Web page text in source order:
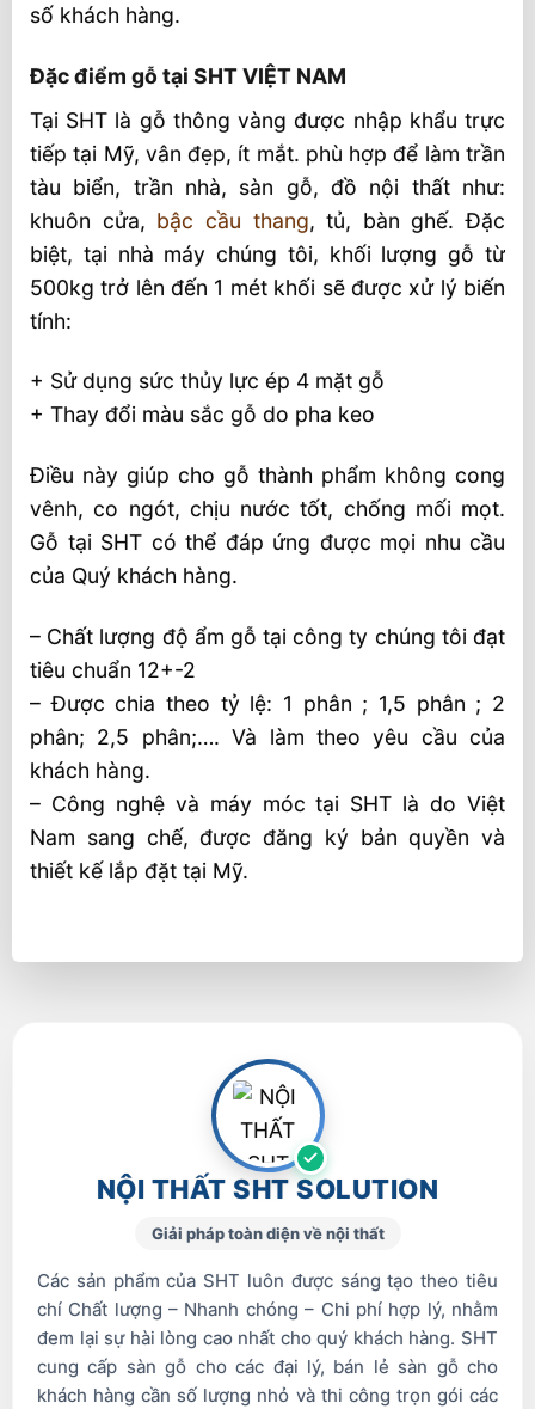
số khách hàng.
Đặc điểm gỗ tại SHT VIỆT NAM
Tại SHT là gỗ thông vàng được nhập khẩu trực
tiếp tại Mỹ, vân đẹp, ít mắt. phù hợp để làm trần
tàu biển, trần nhà, sàn gỗ, đồ nội thất như:
khuôn cửa, bậc cầu thang, tủ, bàn ghế. Đặc
biệt, tại nhà máy chúng tôi, khối lượng gỗ từ
500kg trở lên đến 1 mét khối sẽ được xử lý biến
tính:
+ Sử dụng sức thủy lực ép 4 mặt gỗ
+ Thay đổi màu sắc gỗ do pha keo
Điều này giúp cho gỗ thành phẩm không cong
vênh, co ngót, chịu nước tốt, chống mối mọt.
Gỗ tại SHT có thể đáp ứng được mọi nhu cầu
của Quý khách hàng.
– Chất lượng độ ẩm gỗ tại công ty chúng tôi đạt
tiêu chuẩn 12+-2
– Được chia theo tỷ lệ: 1 phân ; 1,5 phân ; 2
phân; 2,5 phân;…. Và làm theo yêu cầu của
khách hàng.
– Công nghệ và máy móc tại SHT là do Việt
Nam sang chế, được đăng ký bản quyền và
thiết kế lắp đặt tại Mỹ.
NỘI THẤT SHT SOLUTION
Giải pháp toàn diện về nội thất
Các sản phẩm của SHT luôn được sáng tạo theo tiêu
chí Chất lượng – Nhanh chóng – Chi phí hợp lý, nhằm
đem lại sự hài lòng cao nhất cho quý khách hàng. SHT
cung cấp sàn gỗ cho các đại lý, bán lẻ sàn gỗ cho
khách hàng cần số lượng nhỏ và thi công trọn gói các